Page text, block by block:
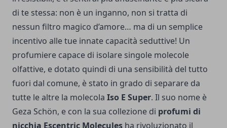
di te stessa: non è un inganno, non si tratta di
nessun filtro magico d’amore… ma di un semplice
incentivo alle tue innate capacità seduttive! Un
profumiere capace di isolare singole molecole
olfattive, e dotato quindi di una sensibilità del tutto
fuori dal comune, è stato in grado di separare da
tutte le altre la molecola Iso E Super. Il suo nome è
Geza Schön, e con la sua collezione di profumi di
nicchia Escentric Molecules ha rivoluzionato il